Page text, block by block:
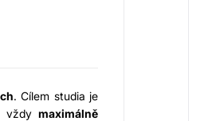
. Cílem studia je
vždy maximálně